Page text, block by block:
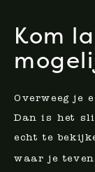
Kom
Overweeg je
Dan is het
echt te
waar je